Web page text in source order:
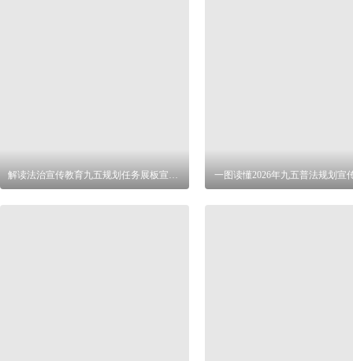
解读法治宣传教育九五规划任务展板宣传栏 一图读懂2026年九五普法规划宣